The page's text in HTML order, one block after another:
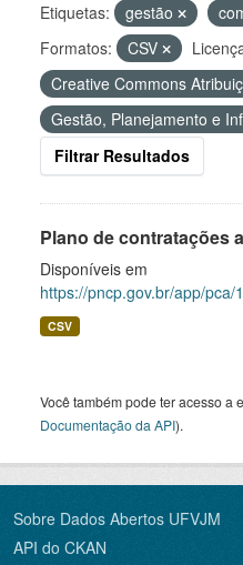
Etiquetas: gestão
Formatos:
CSV
Creative Commons
Gestão, Planejamento e
Filtrar Resultados
Plano de contratações
Disponíveis em
https://pncp.gov.br/app/
CSV
Você também pode ter acesso a
Documentação da API).
Sobre Dados Abertos UFVJM
API do CKAN